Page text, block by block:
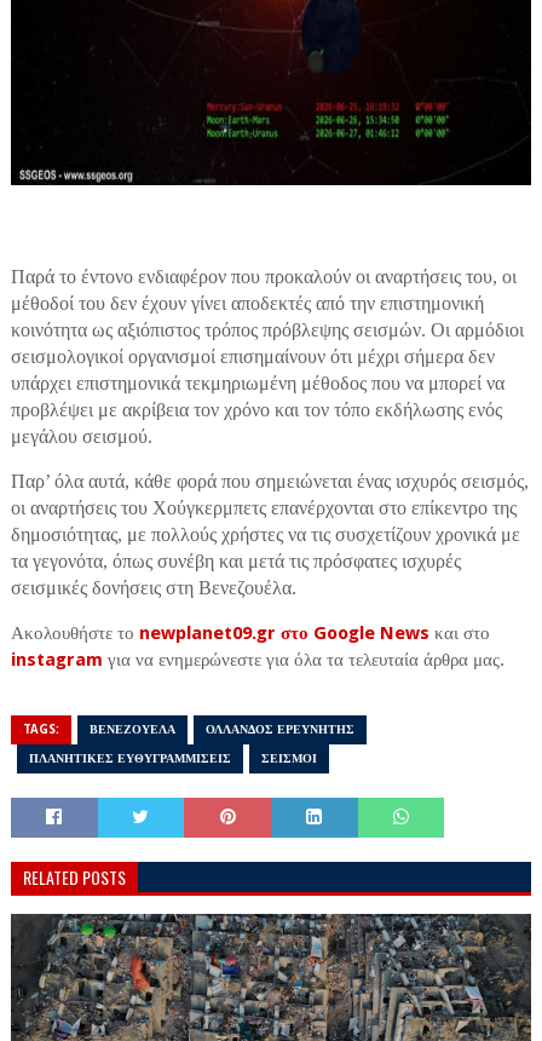
Παρά το έντονο ενδιαφέρον που προκαλούν οι αναρτήσεις του, οι
μέθοδοί του δεν έχουν γίνει αποδεκτές από την επιστημονική
κοινότητα ως αξιόπιστος τρόπος πρόβλεψης σεισμών. Οι αρμόδιοι
σεισμολογικοί οργανισμοί επισημαίνουν ότι μέχρι σήμερα δεν
υπάρχει επιστημονικά τεκμηριωμένη μέθοδος που να μπορεί να
προβλέψει με ακρίβεια τον χρόνο και τον τόπο εκδήλωσης ενός
μεγάλου σεισμού.
Παρ’ όλα αυτά, κάθε φορά που σημειώνεται ένας ισχυρός σεισμός,
οι αναρτήσεις του Χούγκερμπετς επανέρχονται στο επίκεντρο της
δημοσιότητας, με πολλούς χρήστες να τις συσχετίζουν χρονικά με
τα γεγονότα, όπως συνέβη και μετά τις πρόσφατες ισχυρές
σεισμικές δονήσεις στη Βενεζουέλα.
Ακολουθήστε το newplanet09.gr στο Google News και στο
instagram για να ενημερώνεστε για όλα τα τελευταία άρθρα μας.
TAGS: ΒΕΝΕΖΟΥΕΛΑ ΟΛΛΑΝΔΟΣ ΕΡΕΥΝΗΤΗΣ
ΠΛΑΝΗΤΙΚΕΣ ΕΥΘΥΓΡΑΜΜΙΣΕΙΣ ΣΕΙΣΜΟΙ
RELATED POSTS